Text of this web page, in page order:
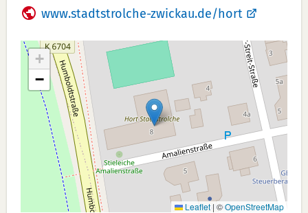
f
o
n
n
u
www.stadtstrolche-zwickau.de/hort
+
−
Leaflet| ©OpenStreetMap